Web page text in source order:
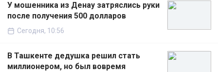
У мошенника из Денау затряслись руки
после получения 500 долларов
Сегодня, 10:56
В Ташкенте дедушка решил стать
миллионером, но был вовремя